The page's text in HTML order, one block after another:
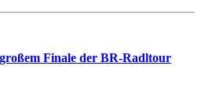
Finale der BR-Radltour